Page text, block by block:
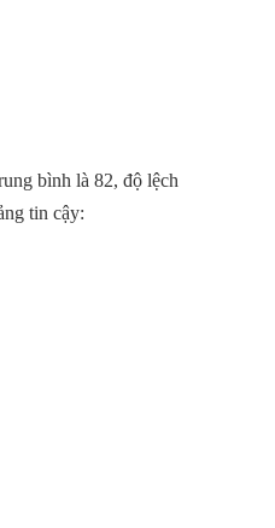
bình là 82, độ lệch
tin cậy: